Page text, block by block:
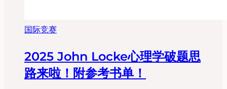
国际竞赛
2025 John Locke心理学破题思
路来啦！附参考书单！